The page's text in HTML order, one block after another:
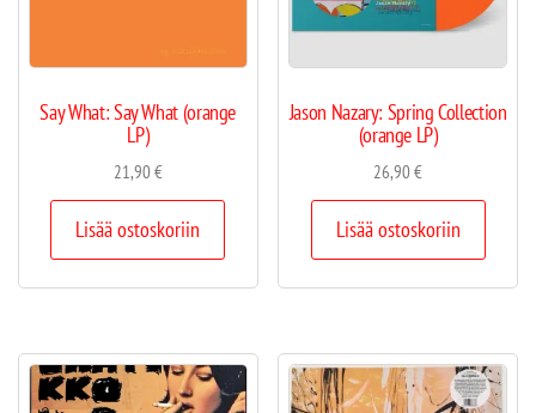
Say What: Say What (orange
LP)
21,90€
Lisää ostoskoriin
Jason Nazary: Spring Collection
(orange LP)
26,90€
Lisää ostoskoriin